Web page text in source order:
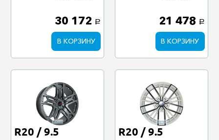
30 172 a
В КОРЗИНУ
21 478 a
В КОРЗИНУ
R20 / 9.5 R20 / 9.5